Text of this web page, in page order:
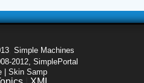
Simple Machines
2012, SimplePortal
| Skin Samp